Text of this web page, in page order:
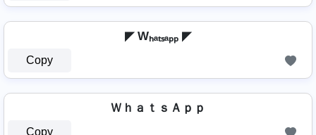
◤ Wₕₐₜₛₐₚₚ ◤
Copy
ＷｈａｔｓＡｐｐ
Copy